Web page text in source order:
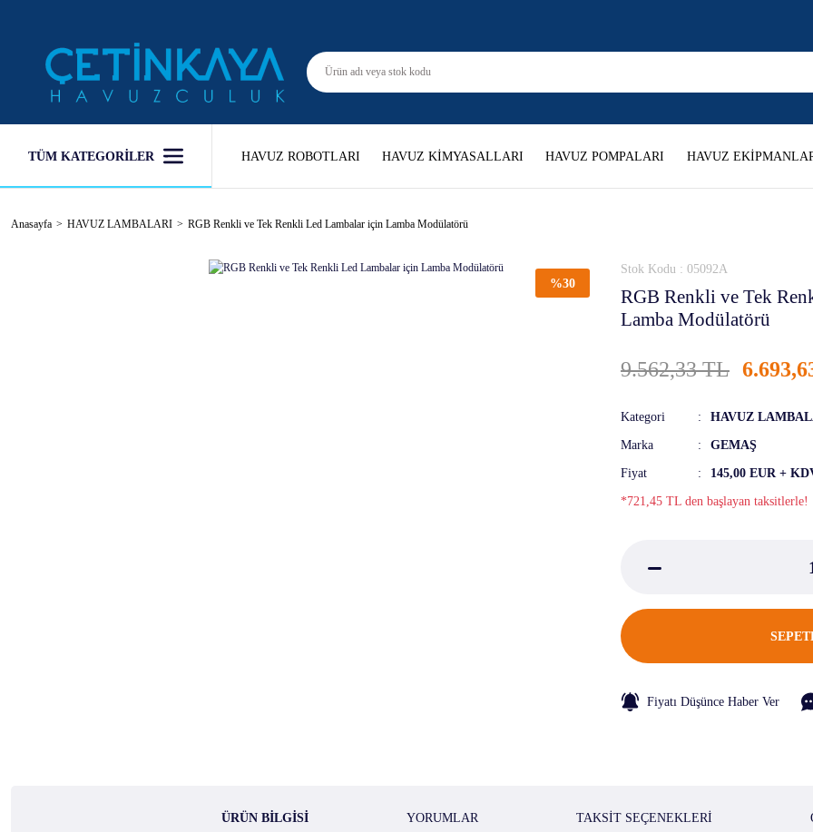
TÜM KATEGORİLER HAVUZ ROBOTLARI HAVUZ KİMYASALLARI HAVUZ POMPALARI HAVUZ
Anasayfa HAVUZ LAMBALARI RGB Renkli ve Tek Renkli Led Lambalar için Lamba Modülatörü
%30
Stok Kodu : 05092A
RGB Renkli ve Tek
Lamba Modülatörü
9.562,33 TL
Kategori HAVUZ
Marka GEMAŞ
Fiyat 145,00 EUR +
*721,45 TL den başlayan taksitlerle!
Fiyatı Düşünce Haber Ver
ÜRÜN BILGISI YORUMLAR TAKSIT SEÇENEKLERI